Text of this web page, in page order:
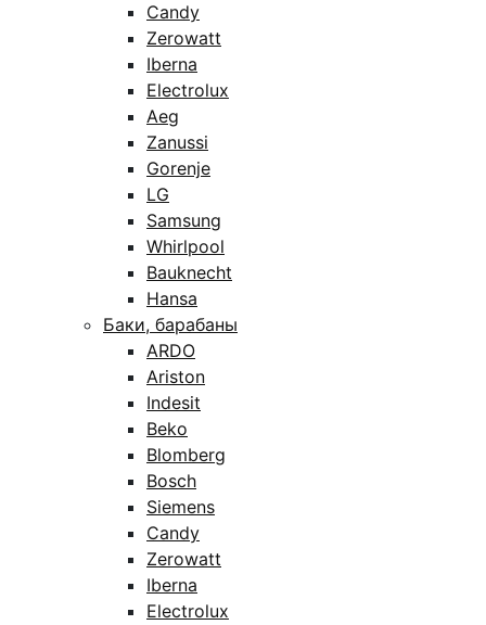
Candy
Zerowatt
Iberna
Electrolux
Aeg
Zanussi
Gorenje
LG
Samsung
Whirlpool
Bauknecht
Hansa
Баки, барабаны
ARDO
Ariston
Indesit
Beko
Blomberg
Bosch
Siemens
Candy
Zerowatt
Iberna
Electrolux